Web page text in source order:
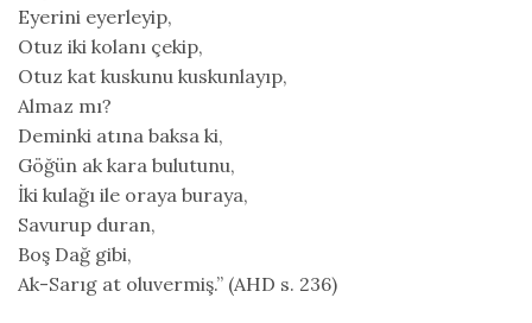
Eyerini eyerleyip,
Otuz iki kolanı çekip,
Otuz kat kuskunu kuskunlayıp,
Almaz mı?
Deminki atına baksa ki,
Göğün ak kara bulutunu,
İki kulağı ile oraya buraya,
Savurup duran,
Boş Dağ gibi,
Ak-Sarıg at oluvermiş.” (AHD s. 236)